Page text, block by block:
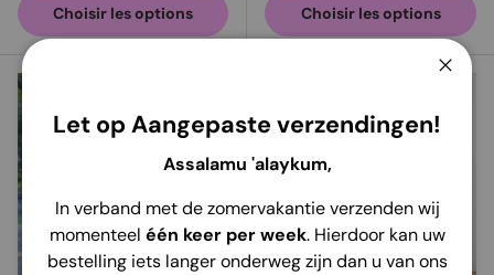
Choisir les options Choisir les options
Let op Aangepaste verzendingen!
Assalamu 'alaykum,
In verband met de zomervakantie verzenden wij
momenteel één keer per week. Hierdoor kan uw
bestelling iets langer onderweg zijn dan u van ons